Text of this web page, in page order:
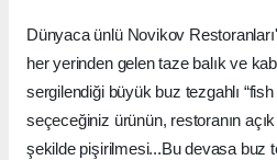
Dünyaca ünlü Novikov
her yerinden gelen taze balık ve
sergilendiği büyük buz tezgahlı
seçeceğiniz ürünün, restoranın
şekilde pişirilmesi...Bu devasa buz